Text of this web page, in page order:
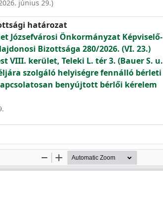
június 29.)
határozat
Józsefvárosi Önkormányzat Képviselő-
Bizottsága 280/2026. (VI. 23.)
VIII. kerület, Teleki L. tér 3. (Bauer S. u.
szolgáló helyiségre fennálló bérleti
benyújtott bérlői kérelem